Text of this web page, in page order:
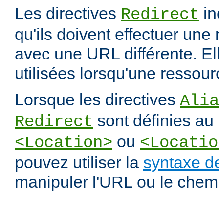
Les directives Redirect
qu'ils doivent effectuer une
avec une URL différente.
utilisées lorsqu'une
Lorsque les directives
Redirect sont définies
<Location> ou
pouvez utiliser la syntaxe
manipuler l'URL ou le